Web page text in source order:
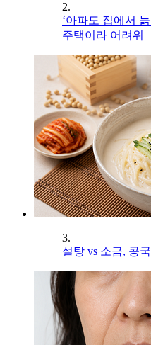
2.
‘아파도 집에서
주택이라 어려워
3.
설탕 vs 소금, 콩